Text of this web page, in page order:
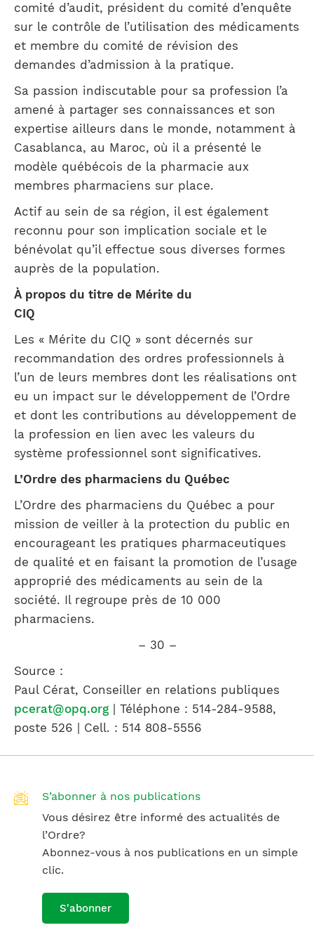
comité d’audit, président du comité d’enquête
sur le contrôle de l’utilisation des médicaments
et membre du comité de révision des
demandes d’admission à la pratique.
Sa passion indiscutable pour sa profession l’a
amené à partager ses connaissances et son
expertise ailleurs dans le monde, notamment à
Casablanca, au Maroc, où il a présenté le
modèle québécois de la pharmacie aux
membres pharmaciens sur place.
Actif au sein de sa région, il est également
reconnu pour son implication sociale et le
bénévolat qu’il effectue sous diverses formes
auprès de la population.
À propos du titre de Mérite du
CIQ
Les « Mérite du CIQ » sont décernés sur
recommandation des ordres professionnels à
l’un de leurs membres dont les réalisations ont
eu un impact sur le développement de l’Ordre
et dont les contributions au développement de
la profession en lien avec les valeurs du
système professionnel sont significatives.
L’Ordre des pharmaciens du Québec
L’Ordre des pharmaciens du Québec a pour
mission de veiller à la protection du public en
encourageant les pratiques pharmaceutiques
de qualité et en faisant la promotion de l’usage
approprié des médicaments au sein de la
société. Il regroupe près de 10 000
pharmaciens.
– 30 –
Source :
Paul Cérat, Conseiller en relations publiques
pcerat@opq.org | Téléphone : 514-284-9588,
poste 526 | Cell. : 514 808-5556
S’abonner à nos publications
Vous désirez être informé des actualités de
l’Ordre?
Abonnez-vous à nos publications en un simple
clic.
S'abonner